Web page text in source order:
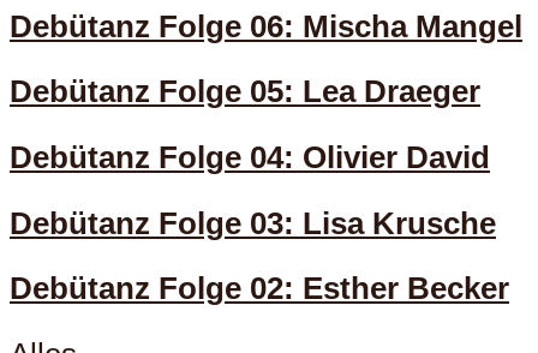
Debütanz Folge 06: Mischa Mangel
Debütanz Folge 05: Lea Draeger
Debütanz Folge 04: Olivier David
Debütanz Folge 03: Lisa Krusche
Debütanz Folge 02: Esther Becker